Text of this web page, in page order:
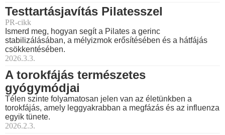
Testtartásjavítás Pilatesszel
PR-cikk
Ismerd meg, hogyan segít a Pilates a gerinc
stabilizálásában, a mélyizmok erősítésében és a hátfájás
csökkentésében.
2026.3.3.
A torokfájás természetes
gyógymódjai
Télen szinte folyamatosan jelen van az életünkben a
torokfájás, amely leggyakrabban a megfázás és az influenza
egyik tünete.
2026.2.3.